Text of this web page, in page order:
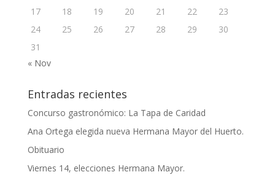
17
18 19 20 21 22
23
24
25 26 27 28 29
30
31
« Nov
Entradas recientes
Concurso gastronómico: La Tapa de Caridad
Ana Ortega elegida nueva Hermana Mayor del Huerto.
Obituario
Viernes 14, elecciones Hermana Mayor.